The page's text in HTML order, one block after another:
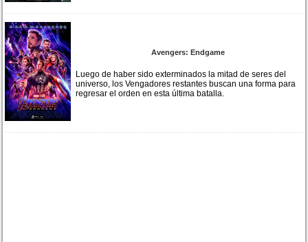
Avengers: Endgame
Luego de haber sido exterminados la mitad de seres del
universo, los Vengadores restantes buscan una forma para
regresar el orden en esta última batalla.